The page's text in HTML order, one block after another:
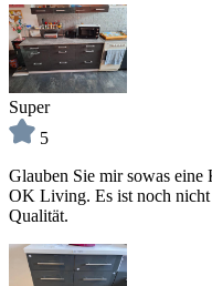
Super
5
Glauben Sie mir sowas
OK Living. Es ist noch nicht
Qualität.